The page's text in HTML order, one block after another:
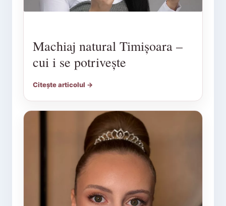
Machiaj natural Timișoara –
cui i se potrivește
Citește articolul →